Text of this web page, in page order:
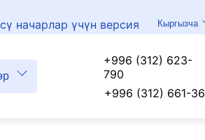
начарлар үчүн версия Кыргызча
+996 (312) 623-
790
+996 (312) 661-